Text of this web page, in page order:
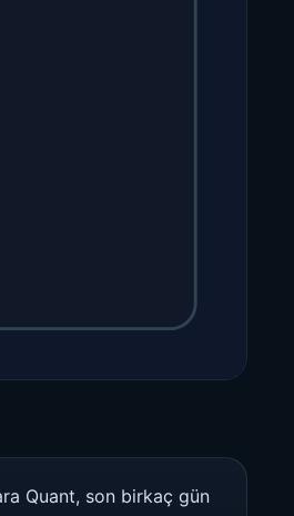
Quant, son birkaç gün